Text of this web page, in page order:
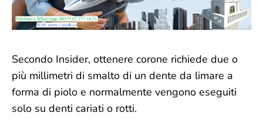
Secondo Insider, ottenere corone richiede due o
più millimetri di smalto di un dente da limare a
forma di piolo e normalmente vengono eseguiti
solo su denti cariati o rotti.